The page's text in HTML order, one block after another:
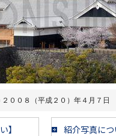
００８（平成２０）年４月７日
】 紹介写真に